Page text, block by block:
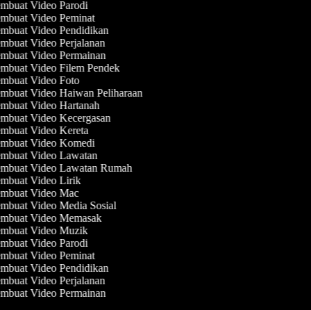
Video Parodi
Video Peminat
Video Pendidikan
Video Perjalanan
Video Permainan
Video Filem Pendek
Video Foto
Video Haiwan Peliharaan
Video Hartanah
Video Kecergasan
Video Kereta
Video Komedi
Video Lawatan
Video Lawatan Rumah
Video Lirik
Video Mac
Video Media Sosial
Video Memasak
Video Muzik
Video Parodi
Video Peminat
Video Pendidikan
Video Perjalanan
Video Permainan